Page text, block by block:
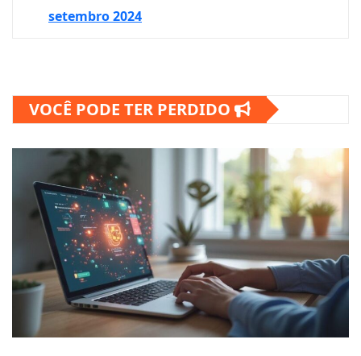
setembro 2024
VOCÊ PODE TER PERDIDO